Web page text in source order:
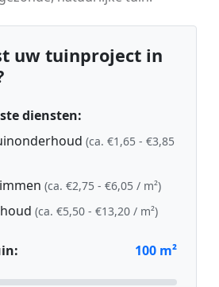
uw tuinproject in
diensten:
(ca. €1,65 - €3,85
(ca. €2,75 - €6,05 / m²)
(ca. €5,50 - €13,20 / m²)
100 m²